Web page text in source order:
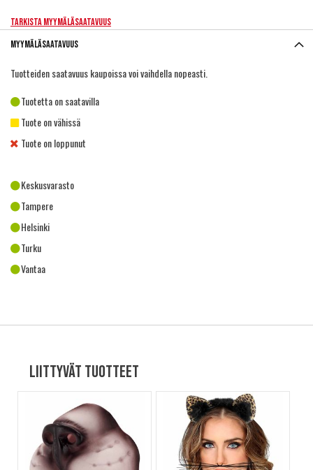
Tarkista myymäläsaatavuus
Myymäläsaatavuus
Tuotteiden saatavuus kaupoissa voi vaihdella nopeasti.
Tuotetta on saatavilla
Tuote on vähissä
Tuote on loppunut
Keskusvarasto
Tampere
Helsinki
Turku
Vantaa
Liittyvät tuotteet